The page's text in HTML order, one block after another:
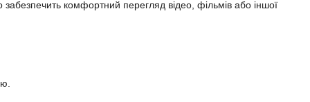
забезпечить комфортний перегляд відео, фільмів або іншої